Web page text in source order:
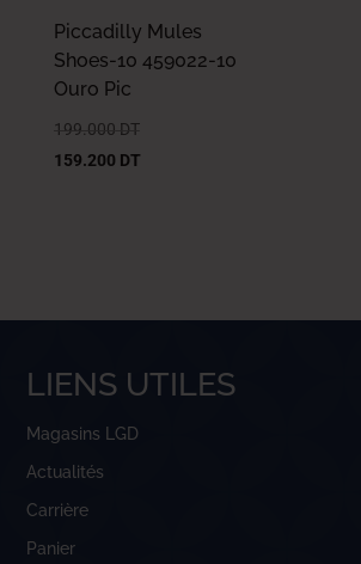
Piccadilly Mules
Shoes-10 459022-10
Ouro Pic
199.000 DT
159.200 DT
LIENS UTILES
Magasins LGD
Actualités
Carrière
Panier